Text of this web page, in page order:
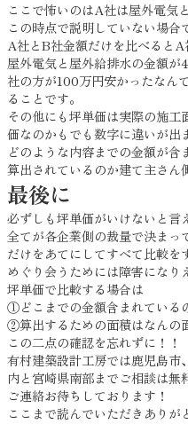
ここで怖いのはA社は屋外電気
この時点で説明していない場合
A社とB社金額だけを比べると
屋外電気と屋外給排水の金額
社の方が100万円安かったなん
ることです。
その他にも坪単価は実際の施
価なのかもでも数字に違いが出
どのような内容までの金額が
算出されているのか建て主さん
最後に
必ずしも坪単価がいけないと言
全てが各企業側の裁量で決まっ
だけをあてにしてすべて比較を
めぐり会うためには障害になり
坪単価で比較する場合は
①どこまでの金額含まれている
②算出するための面積はなんの
この二点の確認を忘れずに！！
有村建築設計工房では鹿児島市
内と宮崎県南部までご相談は無
ご連絡お待ちしております！
ここまで読んでいただきありが